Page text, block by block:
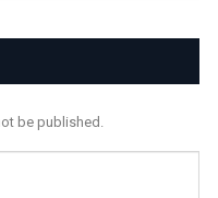
be published.